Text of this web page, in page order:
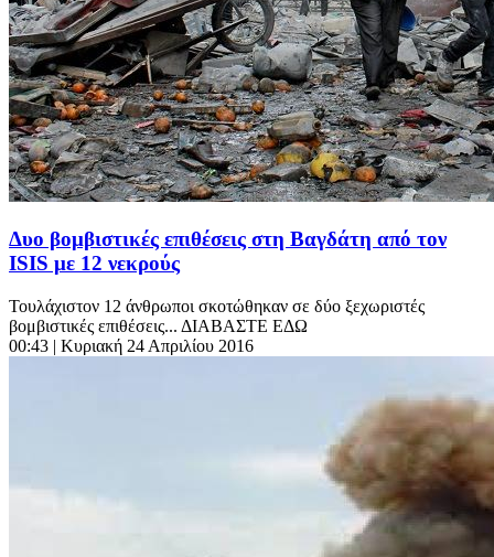
Δυο βομβιστικές επιθέσεις στη Βαγδάτη από τον
ISIS με 12 νεκρούς
Τουλάχιστον 12 άνθρωποι σκοτώθηκαν σε δύο ξεχωριστές
βομβιστικές επιθέσεις... ΔΙΑΒΑΣΤΕ ΕΔΩ
00:43 | Κυριακή 24 Απριλίου 2016